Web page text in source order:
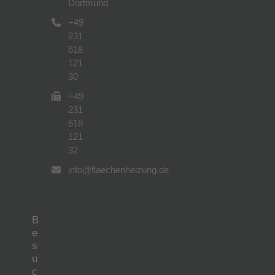
Dortmund
+49
231
618
121
30
+49
231
618
121
32
info@flaechenheizung.de
B
e
s
u
c